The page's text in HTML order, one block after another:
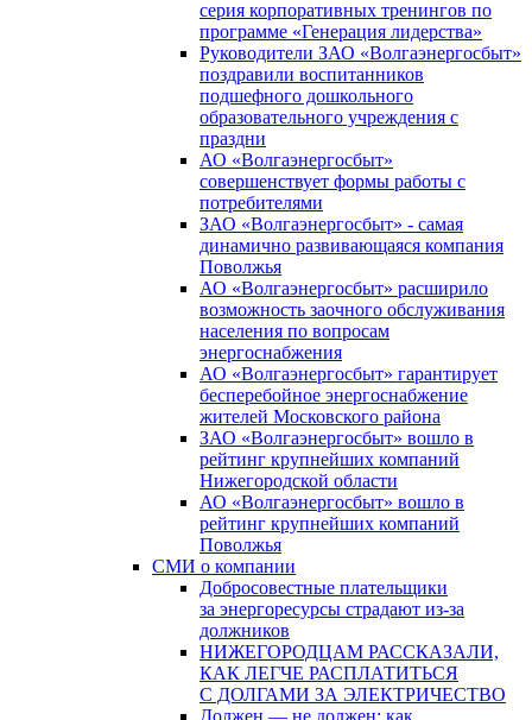
серия корпоративных тренингов по
программе «Генерация лидерства»
Руководители ЗАО «Волгаэнергосбыт»
поздравили воспитанников
подшефного дошкольного
образовательного учреждения с
праздни
АО «Волгаэнергосбыт»
совершенствует формы работы с
потребителями
ЗАО «Волгаэнергосбыт» - самая
динамично развивающаяся компания
Поволжья
АО «Волгаэнергосбыт» расширило
возможность заочного обслуживания
населения по вопросам
энергоснабжения
АО «Волгаэнергосбыт» гарантирует
бесперебойное энергоснабжение
жителей Московского района
ЗАО «Волгаэнергосбыт» вошло в
рейтинг крупнейших компаний
Нижегородской области
АО «Волгаэнергосбыт» вошло в
рейтинг крупнейших компаний
Поволжья
СМИ о компании
Добросовестные плательщики
за энергоресурсы страдают из-за
должников
НИЖЕГОРОДЦАМ РАССКАЗАЛИ,
КАК ЛЕГЧЕ РАСПЛАТИТЬСЯ
С ДОЛГАМИ ЗА ЭЛЕКТРИЧЕСТВО